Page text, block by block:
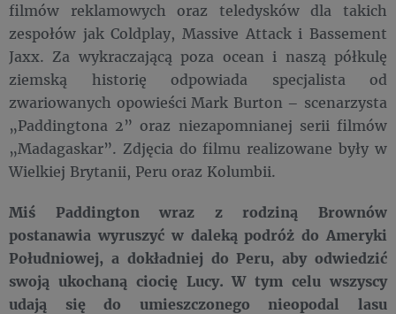
filmów reklamowych oraz teledysków dla takich
zespołów jak Coldplay, Massive Attack i Bassement
Jaxx. Za wykraczającą poza ocean i naszą półkulę
ziemską historię odpowiada specjalista od
zwariowanych opowieści Mark Burton – scenarzysta
„Paddingtona 2” oraz niezapomnianej serii filmów
„Madagaskar”. Zdjęcia do filmu realizowane były w
Wielkiej Brytanii, Peru oraz Kolumbii.
Miś Paddington wraz z rodziną Brownów
postanawia wyruszyć w daleką podróż do Ameryki
Południowej, a dokładniej do Peru, aby odwiedzić
swoją ukochaną ciocię Lucy. W tym celu wszyscy
udają się do umieszczonego nieopodal lasu